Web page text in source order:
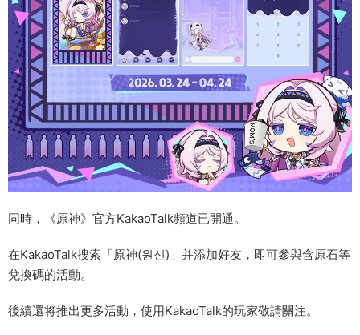
同時，《原神》官方KakaoTalk頻道已開通。
在KakaoTalk搜索「原神(원신)」并添加好友，即可參與含原石等
兌換碼的活動。
後續還将推出更多活動，使用KakaoTalk的玩家敬請關注。